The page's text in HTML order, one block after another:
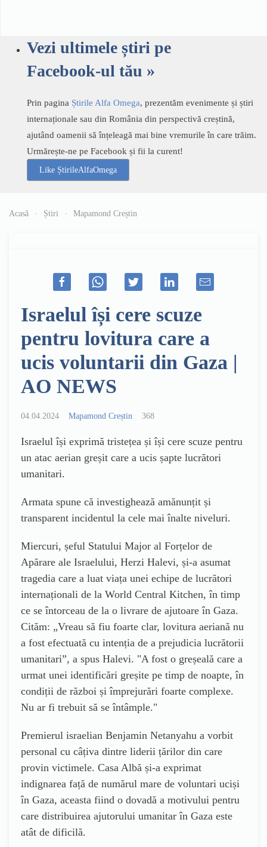
Vezi ultimele știri pe
Facebook-ul tău »
Prin pagina Știrile Alfa Omega, prezentăm evenimente și știri
internaționale sau din România din perspectivă creștină,
ajutând oamenii să înțeleagă mai bine vremurile în care trăim.
Urmărește-ne pe Facebook și fii la curent!
Like ȘtirileAlfaOmega
Acasă Știri Mapamond Creștin
Israelul își cere scuze
pentru lovitura care a
ucis voluntarii din Gaza |
AO NEWS
04.04.2024 Mapamond Creștin 368
Israelul își exprimă tristețea și își cere scuze pentru
un atac aerian greșit care a ucis șapte lucrători
umanitari.
Armata spune că investighează amănunțit și
transparent incidentul la cele mai înalte niveluri.
Miercuri, șeful Statului Major al Forțelor de
Apărare ale Israelului, Herzi Halevi, și-a asumat
tragedia care a luat viața unei echipe de lucrători
internaționali de la World Central Kitchen, în timp
ce se întorceau de la o livrare de ajutoare în Gaza.
Cităm: „Vreau să fiu foarte clar, lovitura aeriană nu
a fost efectuată cu intenția de a prejudicia lucrătorii
umanitari”, a spus Halevi. "A fost o greșeală care a
urmat unei identificări greșite pe timp de noapte, în
condiții de război și împrejurări foarte complexe.
Nu ar fi trebuit să se întâmple."
Premierul israelian Benjamin Netanyahu a vorbit
personal cu câțiva dintre liderii țărilor din care
provin victimele. Casa Albă și-a exprimat
indignarea față de numărul mare de voluntari uciși
în Gaza, aceasta fiind o dovadă a motivului pentru
care distribuirea ajutorului umanitar în Gaza este
atât de dificilă.